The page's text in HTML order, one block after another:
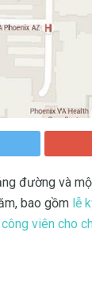
đường và
bao gồm lễ
công viên cho